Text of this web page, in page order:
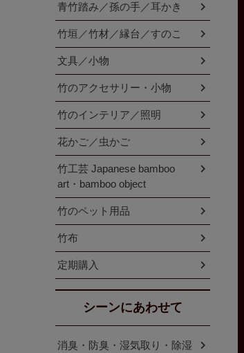
青竹踏み／孫の手／耳かき
竹垣／竹材／縁台／すのこ
文具／小物
竹のアクセサリー・小物
竹のインテリア／照明
花かご／虫かご
竹工芸 Japanese bamboo
art・bamboo object
竹のペット用品
竹布
定期購入
シーンにあわせて
消臭・防臭・湿気取り・除湿